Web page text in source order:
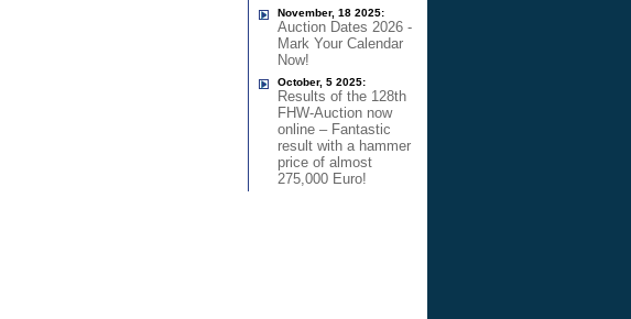
November, 18 2025:
Auction Dates 2026 -
Mark Your Calendar
Now!
October, 5 2025:
Results of the 128th
FHW-Auction now
online – Fantastic
result with a hammer
price of almost
275,000 Euro!